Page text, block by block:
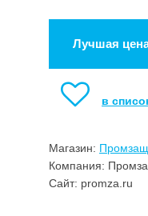
Лучшая
в
Магазин:
Компания:
Сайт: promza.ru